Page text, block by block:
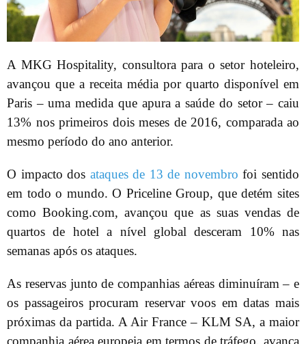
A MKG Hospitality, consultora para o setor hoteleiro,
avançou que a receita média por quarto disponível em
Paris – uma medida que apura a saúde do setor – caiu
13% nos primeiros dois meses de 2016, comparada ao
mesmo período do ano anterior.
O impacto dos ataques de 13 de novembro foi sentido
em todo o mundo. O Priceline Group, que detém sites
como Booking.com, avançou que as suas vendas de
quartos de hotel a nível global desceram 10% nas
semanas após os ataques.
As reservas junto de companhias aéreas diminuíram – e
os passageiros procuram reservar voos em datas mais
próximas da partida. A Air France – KLM SA, a maior
companhia aérea europeia em termos de tráfego, avança